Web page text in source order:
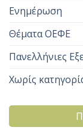
Ενημέρωση
Θέματα ΟΕΦΕ
Πανελλήνιες
Χωρίς